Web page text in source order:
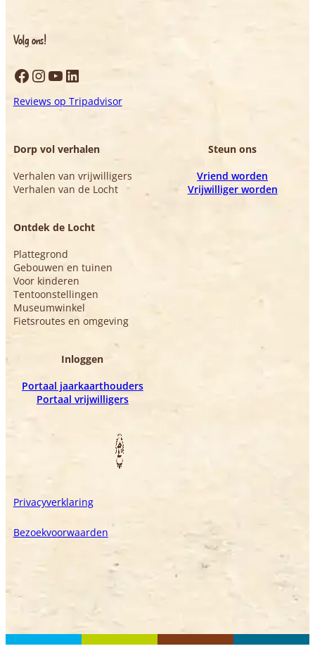
Volg ons!
Facebook
Instagram
YouTube
LinkedIn
Reviews op Tripadvisor
Dorp vol verhalen
Verhalen van vrijwilligers
Verhalen van de Locht
Ontdek de Locht
Plattegrond
Gebouwen en tuinen
Voor kinderen
Tentoonstellingen
Museumwinkel
Fietsroutes en omgeving
Steun ons
Vriend worden
Vrijwilliger worden
Inloggen
Portaal jaarkaarthouders
Portaal vrijwilligers
Privacyverklaring
Bezoekvoorwaarden